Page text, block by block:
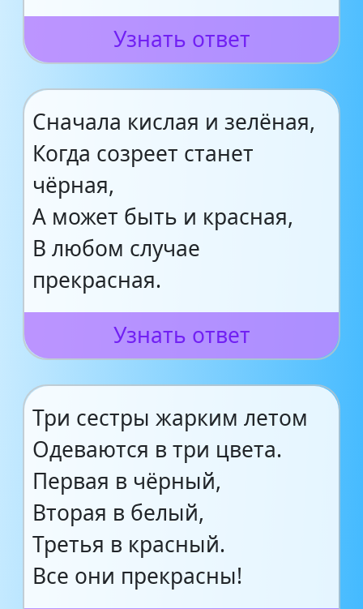
Узнать ответ
Сначала кислая и зелёная,
Когда созреет станет
чёрная,
А может быть и красная,
В любом случае
прекрасная.
Узнать ответ
Три сестры жарким летом
Одеваются в три цвета.
Первая в чёрный,
Вторая в белый,
Третья в красный.
Все они прекрасны!